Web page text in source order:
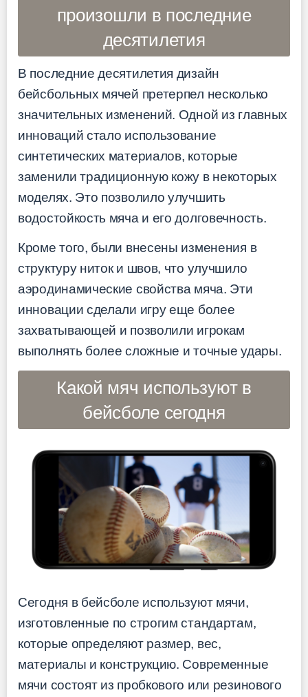
произошли в последние
десятилетия
В последние десятилетия дизайн
бейсбольных мячей претерпел несколько
значительных изменений. Одной из главных
инноваций стало использование
синтетических материалов, которые
заменили традиционную кожу в некоторых
моделях. Это позволило улучшить
водостойкость мяча и его долговечность.
Кроме того, были внесены изменения в
структуру ниток и швов, что улучшило
аэродинамические свойства мяча. Эти
инновации сделали игру еще более
захватывающей и позволили игрокам
выполнять более сложные и точные удары.
Какой мяч используют в
бейсболе сегодня
Сегодня в бейсболе используют мячи,
изготовленные по строгим стандартам,
которые определяют размер, вес,
материалы и конструкцию. Современные
мячи состоят из пробкового или резинового